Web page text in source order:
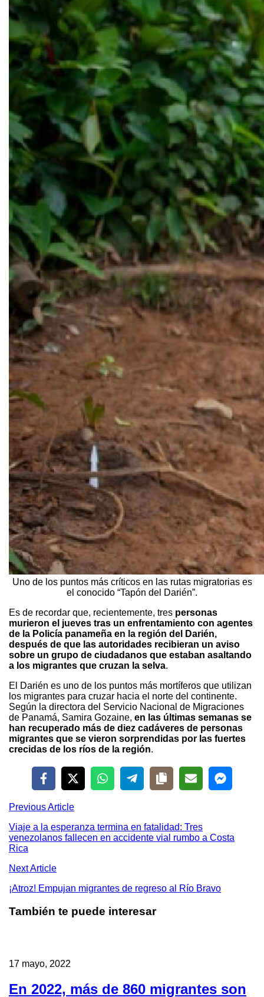
Uno de los puntos más críticos en las rutas migratorias es
el conocido “Tapón del Darién”.
Es de recordar que, recientemente, tres personas
murieron el jueves tras un enfrentamiento con agentes
de la Policía panameña en la región del Darién,
después de que las autoridades recibieran un aviso
sobre un grupo de ciudadanos que estaban asaltando
a los migrantes que cruzan la selva.
El Darién es uno de los puntos más mortíferos que utilizan
los migrantes para cruzar hacia el norte del continente.
Según la directora del Servicio Nacional de Migraciones
de Panamá, Samira Gozaine, en las últimas semanas se
han recuperado más de diez cadáveres de personas
migrantes que se vieron sorprendidas por las fuertes
crecidas de los ríos de la región.
Previous Article
Viaje a la esperanza termina en fatalidad: Tres
venezolanos fallecen en accidente vial rumbo a Costa
Rica
Next Article
¡Atroz! Empujan migrantes de regreso al Río Bravo
También te puede interesar
17 mayo, 2022
En 2022, más de 860 migrantes son